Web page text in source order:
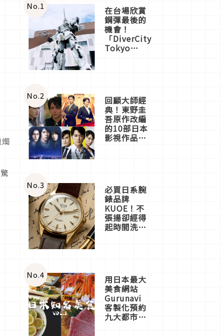
No.1 在台場欣賞
鋼彈最後的
機會！
「DiverCity
Tokyo
體驗
No.2 回顧大師經
典！東野圭
吾原作改編
的10部日本
影視作品推
No.3 必買日系腕
錶品牌
KUOE！不
張揚卻經得
起時間洗鍊
No.4 用日本最大
美食網站
Gurunavi
客製化預約
九大都市餐